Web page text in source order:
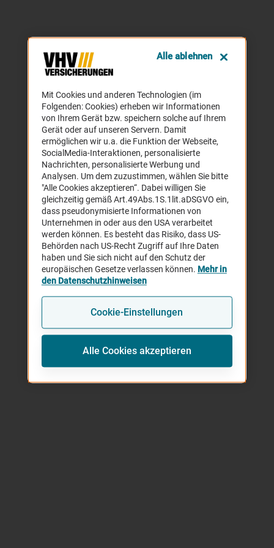
Mit Cookies und anderen Technologien (im
Folgenden: Cookies) erheben wir Informationen
von Ihrem Gerät bzw. speichern solche auf Ihrem
Gerät oder auf unseren Servern. Damit
ermöglichen wir u.a. die Funktion der Webseite,
SocialMedia-Interaktionen, personalisierte
Nachrichten, personalisierte Werbung und
Analysen. Um dem zuzustimmen, wählen Sie bitte
"Alle Cookies akzeptieren“. Dabei willigen Sie
gleichzeitig gemäß Art.49Abs.1S.1lit.aDSGVO ein,
dass pseudonymisierte Informationen von
Unternehmen in oder aus den USA verarbeitet
werden können. Es besteht das Risiko, dass US-
Behörden nach US-Recht Zugriff auf Ihre Daten
haben und Sie sich nicht auf den Schutz der
europäischen Gesetze verlassen können. Mehr in
den Datenschutzhinweisen
Cookie-Einstellungen
Alle Cookies akzeptieren
Alle ablehnen